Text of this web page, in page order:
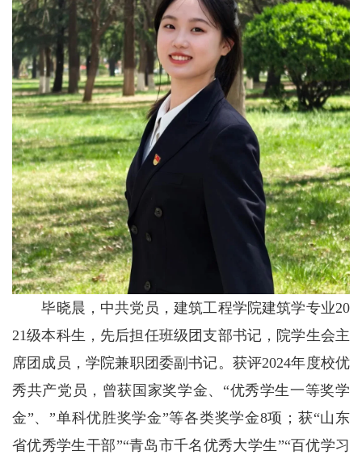
毕晓晨，中共党员，建筑工程学院建筑学专业20
21级本科生，先后担任班级团支部书记，院学生会主
席团成员，学院兼职团委副书记。获评2024年度校优
秀共产党员，曾获国家奖学金、“优秀学生一等奖学
金”、”单科优胜奖学金”等各类奖学金8项；获“山东
省优秀学生干部”“青岛市千名优秀大学生”“百优学习